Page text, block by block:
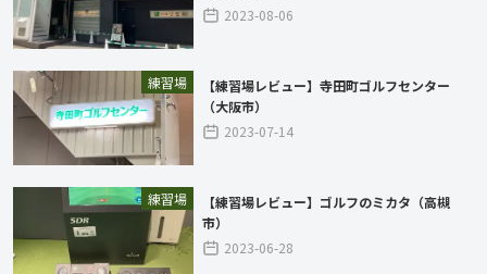
2023-08-06
練習場
【練習場レビュー】寺田町ゴルフセンター
（大阪市）
2023-07-14
練習場
【練習場レビュー】ゴルフのミカタ（高槻
市）
2023-06-28